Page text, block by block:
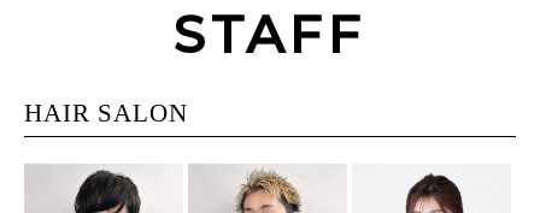
STAFF
HAIR SALON